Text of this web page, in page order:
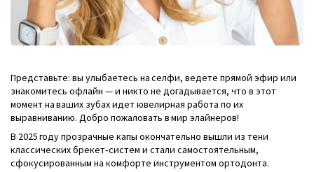
Представьте: вы улыбаетесь на селфи, ведете прямой эфир или
знакомитесь офлайн — и никто не догадывается, что в этот
момент на ваших зубах идет ювелирная работа по их
выравниванию. Добро пожаловать в мир элайнеров!
В 2025 году прозрачные капы окончательно вышли из тени
классических брекет‑систем и стали самостоятельным,
сфокусированным на комфорте инструментом ортодонта.